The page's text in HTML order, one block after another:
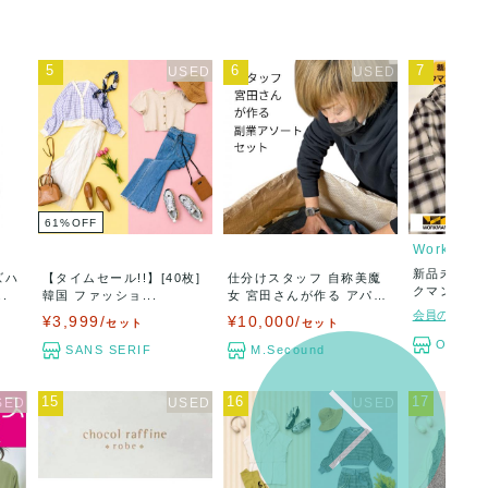
ハ
5
61%OFF
【タイムセール!!】[40枚]
韓国 ファッショ...
¥3,999/セット
SANS SERIF
6
仕分けスタッフ 自称美魔
女 宮田さんが作る アパ
¥10,000/セット
M.Secound
7
Workman
新品未使用
クマン メ
ッ...
会員のみに公
15 16 17